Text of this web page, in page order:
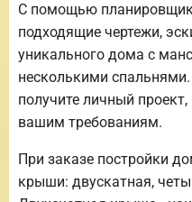
С помощью
подходящие чертежи,
уникального дома с
несколькими
получите личный
вашим требованиям.
При заказе постройки
крыши: двускатная,